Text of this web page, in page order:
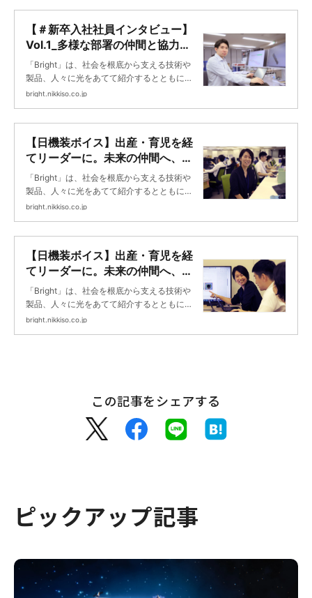
【＃新卒入社社員インタビュー】
Vol.1_多様な部署の仲間と協力し
てポンプ設計に臨み、達成感と喜
びを分かち合う ｜Bright
「Bright」は、社会を根底から支える技術や
製品、人々に光をあてて紹介するとともに、
未来に向けて挑戦する日機装の取り組みを紹
bright.nikkiso.co.jp
【日機装ボイス】出産・育児を経
てリーダーに。未来の仲間へ、い
ま伝えたいこと…（前編） ｜
Bright
「Bright」は、社会を根底から支える技術や
製品、人々に光をあてて紹介するとともに、
未来に向けて挑戦する日機装の取り組みを紹
bright.nikkiso.co.jp
【日機装ボイス】出産・育児を経
てリーダーに。未来の仲間へ、い
ま伝えたいこと…（後編） ｜
Bright
「Bright」は、社会を根底から支える技術や
製品、人々に光をあてて紹介するとともに、
未来に向けて挑戦する日機装の取り組みを紹
bright.nikkiso.co.jp
この記事をシェアする
ピックアップ記事